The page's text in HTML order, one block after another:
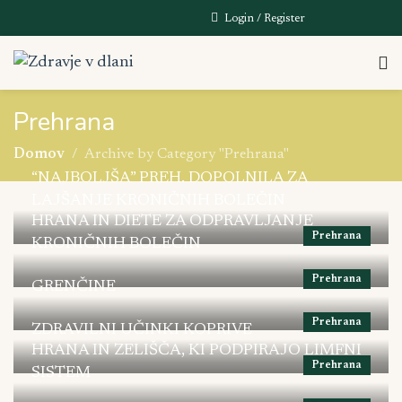
Login / Register
Prehrana
Domov Archive by Category "Prehrana"
Prehrana
“NAJBOLJŠA” PREH. DOPOLNILA ZA
Prehrana
HRANA IN DIETE ZA ODPRAVLJANJE
KRONIČNIH BOLEČIN
Prehrana
GRENČINE
Prehrana
ZDRAVILNI UČINKI KOPRIVE
HRANA IN ZELIŠČA, KI PODPIRAJO LIMFNI
SISTEM